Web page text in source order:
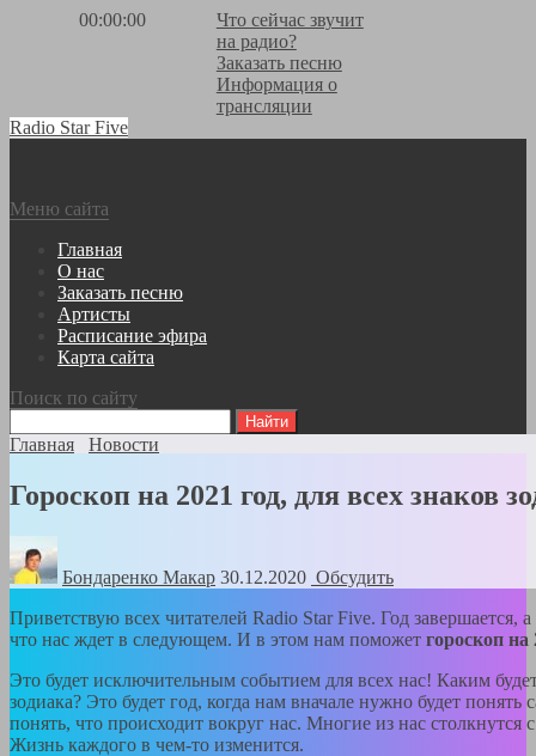
00:00:00
Что сейчас звучит
на радио?
Заказать песню
Информация о
трансляции
Radio Star Five
Меню сайта
Главная
О нас
Заказать песню
Артисты
Расписание эфира
Карта сайта
Поиск по сайту
Главная Новости
Гороскоп на 2021 год, для всех знаков
Бондаренко Mакар 30.12.2020 Обсудить
Приветствую всех читателей Radio Star Five. Год завершается,
что нас ждет в следующем. И в этом нам поможет гороскоп на
Это будет исключительным событием для всех нас! Каким
зодиака? Это будет год, когда нам вначале нужно будет понять
понять, что происходит вокруг нас. Многие из нас
Жизнь каждого в чем-то изменится.